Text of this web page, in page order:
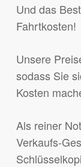
Und das
Fahrtkosten!
Unsere
sodass Sie
Kosten
Als reiner
Verkaufs-